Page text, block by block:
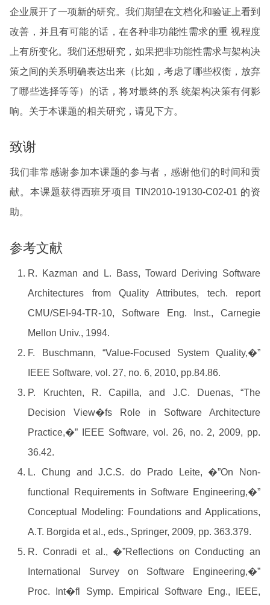
企业展开了一项新的研究。我们期望在文档化和验证上看到
改善，并且有可能的话，在各种非功能性需求的重 视程度
上有所变化。我们还想研究，如果把非功能性需求与架构决
策之间的关系明确表达出来（比如，考虑了哪些权衡，放弃
了哪些选择等等）的话，将对最终的系 统架构决策有何影
响。关于本课题的相关研究，请见下方。
致谢
我们非常感谢参加本课题的参与者，感谢他们的时间和贡
献。本课题获得西班牙项目 TIN2010-19130-C02-01 的资
助。
参考文献
R. Kazman and L. Bass, Toward Deriving Software
Architectures from Quality Attributes, tech. report
CMU/SEI-94-TR-10, Software Eng. Inst., Carnegie
Mellon Univ., 1994.
F. Buschmann, “Value-Focused System Quality,�”
IEEE Software, vol. 27, no. 6, 2010, pp.84.86.
P. Kruchten, R. Capilla, and J.C. Duenas, “The
Decision View�fs Role in Software Architecture
Practice,�” IEEE Software, vol. 26, no. 2, 2009, pp.
36.42.
L. Chung and J.C.S. do Prado Leite, �”On Non-
functional Requirements in Software Engineering,�”
Conceptual Modeling: Foundations and Applications,
A.T. Borgida et al., eds., Springer, 2009, pp. 363.379.
R. Conradi et al., �”Reflections on Conducting an
International Survey on Software Engineering,�”
Proc. Int�fl Symp. Empirical Software Eng., IEEE,